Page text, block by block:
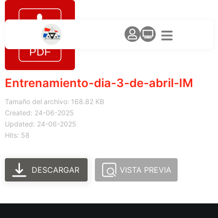
Entrenamiento-dia-3-de-abril-IM
Tamaño del archivo: 168.82 KB
Created: 24-06-2025
Updated: 24-06-2025
Hits: 58
DESCARGAR VISTA PREVIA